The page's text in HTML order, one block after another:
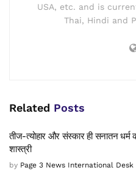
USA, etc. and is
Thai, Hindi and
Related Posts
तीज-त्योहार और संस्कार ही सनातन धर्म
शास्त्री
by Page 3 News International Desk